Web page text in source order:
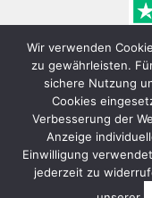
© FunShop Wien -
Wir verwenden
zu gewährleisten.
sichere Nutzung
Cookies
Verbesserung der
Anzeige
Einwilligung
jederzeit zu